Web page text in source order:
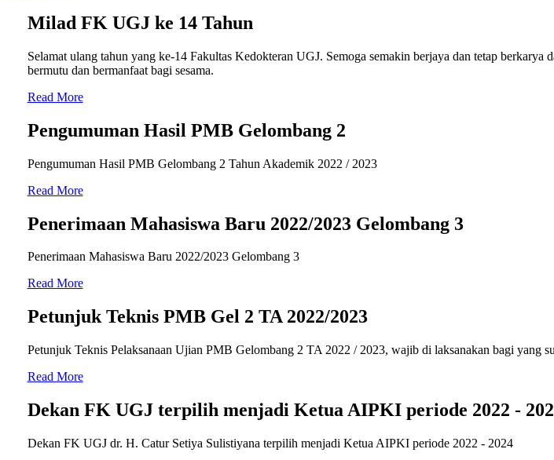
Milad FK UGJ ke 14 Tahun
Selamat ulang tahun yang ke-14 Fakultas Kedokteran UGJ. Semoga semakin berjaya dan tetap berkarya
bermutu dan bermanfaat bagi sesama.
Read More
Pengumuman Hasil PMB Gelombang 2
Pengumuman Hasil PMB Gelombang 2 Tahun Akademik 2022 / 2023
Read More
Penerimaan Mahasiswa Baru 2022/2023 Gelombang 3
Penerimaan Mahasiswa Baru 2022/2023 Gelombang 3
Read More
Petunjuk Teknis PMB Gel 2 TA 2022/2023
Petunjuk Teknis Pelaksanaan Ujian PMB Gelombang 2 TA 2022 / 2023, wajib di laksanakan bagi yang
Read More
Dekan FK UGJ terpilih menjadi Ketua AIPKI periode 2022 -
Dekan FK UGJ dr. H. Catur Setiya Sulistiyana terpilih menjadi Ketua AIPKI periode 2022 - 2024